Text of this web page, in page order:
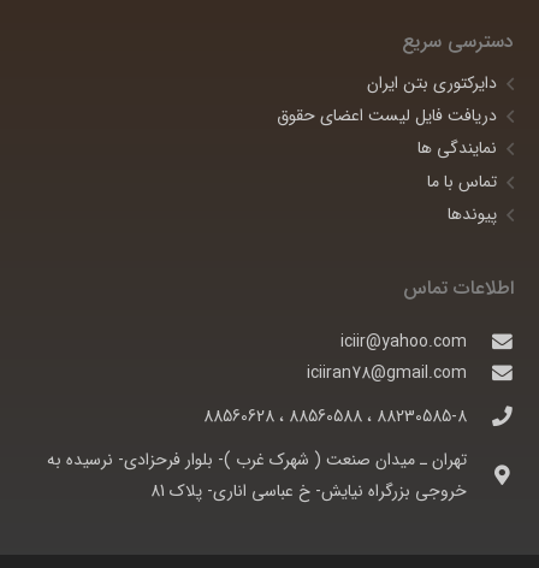
دسترسی سریع
دایرکتوری بتن ایران
دریافت فایل لیست اعضای حقوق
نمایندگی ها
تماس با ما
پیوندها
اطلاعات تماس
iciir@yahoo.com
iciiran78@gmail.com
88230585-8 ، 88560588 ، 88560628
تهران ـ ميدان صنعت ( شهرک غرب )- بلوار فرحزادی- نرسيده به
خروجی بزرگراه نيايش- خ عباسی اناری- پلاک 81